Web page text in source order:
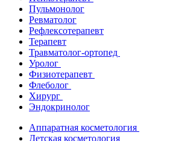
Пульмонолог
Ревматолог
Рефлексотерапевт
Терапевт
Травматолог-ортопед
Уролог
Физиотерапевт
Флеболог
Хирург
Эндокринолог
Аппаратная косметология
Детская косметология